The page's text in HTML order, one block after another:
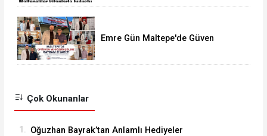
Emre Gün Maltepe'de Güven
Çok Okunanlar
1. Oğuzhan Bayrak’tan Anlamlı Hediyeler